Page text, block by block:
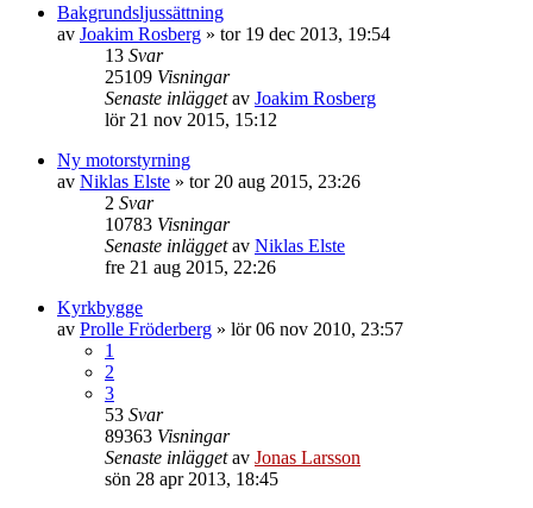
Bakgrundsljussättning
av Joakim Rosberg » tor 19 dec 2013, 19:54
13 Svar
25109 Visningar
Senaste inläggetav Joakim Rosberg
lör 21 nov 2015, 15:12
Ny motorstyrning
av Niklas Elste » tor 20 aug 2015, 23:26
2 Svar
10783 Visningar
Senaste inläggetav Niklas Elste
fre 21 aug 2015, 22:26
Kyrkbygge
av Prolle Fröderberg » lör 06 nov 2010, 23:57
1
2
3
53 Svar
89363 Visningar
Senaste inläggetav Jonas Larsson
sön 28 apr 2013, 18:45